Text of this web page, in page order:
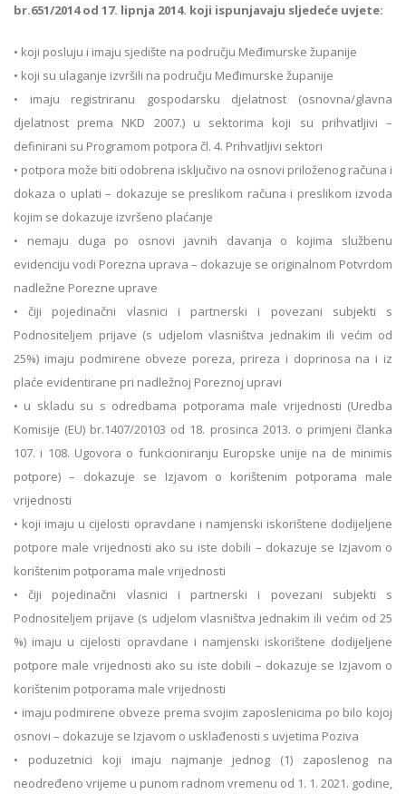
br.651/2014 od 17. lipnja 2014. koji ispunjavaju sljedeće uvjete:
• koji posluju i imaju sjedište na području Međimurske županije
• koji su ulaganje izvršili na području Međimurske županije
• imaju registriranu gospodarsku djelatnost (osnovna/glavna
djelatnost prema NKD 2007.) u sektorima koji su prihvatljivi –
definirani su Programom potpora čl. 4. Prihvatljivi sektori
• potpora može biti odobrena isključivo na osnovi priloženog računa i
dokaza o uplati – dokazuje se preslikom računa i preslikom izvoda
kojim se dokazuje izvršeno plaćanje
• nemaju duga po osnovi javnih davanja o kojima službenu
evidenciju vodi Porezna uprava – dokazuje se originalnom Potvrdom
nadležne Porezne uprave
• čiji pojedinačni vlasnici i partnerski i povezani subjekti s
Podnositeljem prijave (s udjelom vlasništva jednakim ili većim od
25%) imaju podmirene obveze poreza, prireza i doprinosa na i iz
plaće evidentirane pri nadležnoj Poreznoj upravi
• u skladu su s odredbama potporama male vrijednosti (Uredba
Komisije (EU) br.1407/20103 od 18. prosinca 2013. o primjeni članka
107. i 108. Ugovora o funkcioniranju Europske unije na de minimis
potpore) – dokazuje se Izjavom o korištenim potporama male
vrijednosti
• koji imaju u cijelosti opravdane i namjenski iskorištene dodijeljene
potpore male vrijednosti ako su iste dobili – dokazuje se Izjavom o
korištenim potporama male vrijednosti
• čiji pojedinačni vlasnici i partnerski i povezani subjekti s
Podnositeljem prijave (s udjelom vlasništva jednakim ili većim od 25
%) imaju u cijelosti opravdane i namjenski iskorištene dodijeljene
potpore male vrijednosti ako su iste dobili – dokazuje se Izjavom o
korištenim potporama male vrijednosti
• imaju podmirene obveze prema svojim zaposlenicima po bilo kojoj
osnovi – dokazuje se Izjavom o usklađenosti s uvjetima Poziva
• poduzetnici koji imaju najmanje jednog (1) zaposlenog na
neodređeno vrijeme u punom radnom vremenu od 1. 1. 2021. godine,